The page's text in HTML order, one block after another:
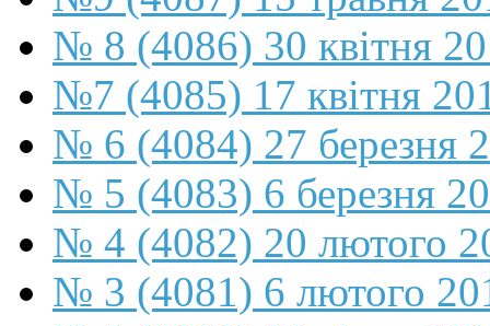
№ 8 (4086) 30 квітня
№7 (4085) 17 квітня
№ 6 (4084) 27 березня
№ 5 (4083) 6 березня
№ 4 (4082) 20 лютого
№ 3 (4081) 6 лютого